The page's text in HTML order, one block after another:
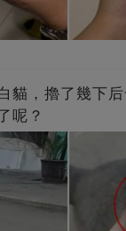
貓，擼了幾下
呢？